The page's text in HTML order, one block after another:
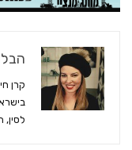
קרן
לסין,